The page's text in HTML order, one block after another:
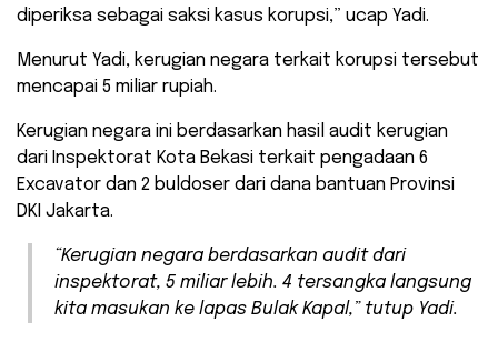
diperiksa sebagai saksi kasus korupsi,” ucap Yadi.
Menurut Yadi, kerugian negara terkait korupsi tersebut
mencapai 5 miliar rupiah.
Kerugian negara ini berdasarkan hasil audit kerugian
dari Inspektorat Kota Bekasi terkait pengadaan 6
Excavator dan 2 buldoser dari dana bantuan Provinsi
DKI Jakarta.
“Kerugian negara berdasarkan audit dari
inspektorat, 5 miliar lebih. 4 tersangka langsung
kita masukan ke lapas Bulak Kapal,” tutup Yadi.